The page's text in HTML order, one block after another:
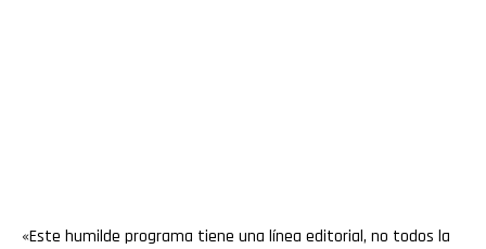
«Este humilde programa tiene una línea editorial, no todos la